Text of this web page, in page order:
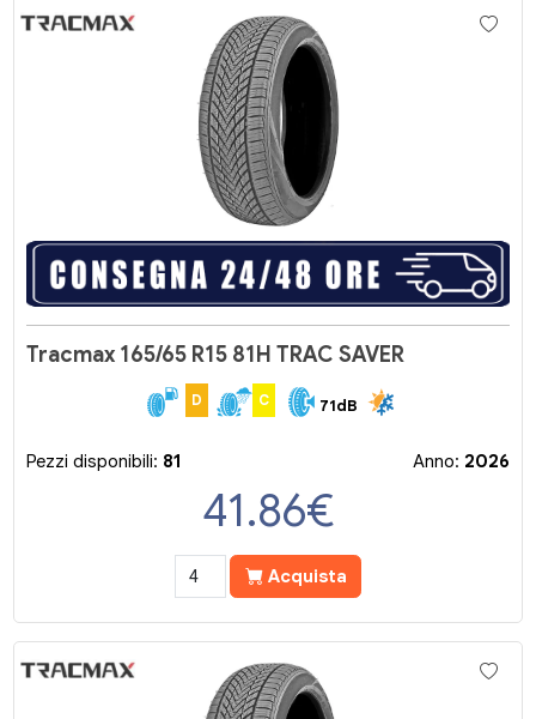
Tracmax 165/65 R15 81H TRAC SAVER
D C 71dB
Pezzi disponibili: 81 Anno: 2026
41.86€
Acquista